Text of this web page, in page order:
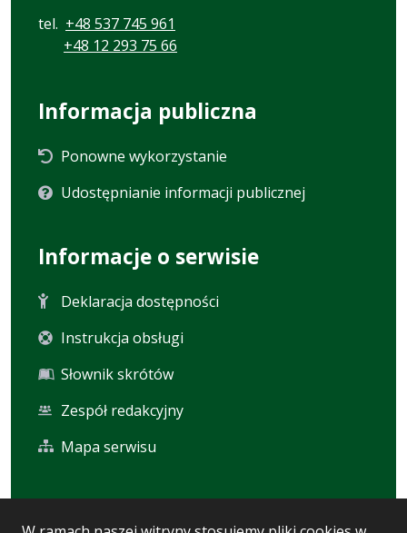
tel. +48 537 745 961
+48 12 293 75 66
Informacja publiczna
Ponowne wykorzystanie
Udostępnianie informacji publicznej
Informacje o serwisie
Deklaracja dostępności
Instrukcja obsługi
Słownik skrótów
Zespół redakcyjny
Mapa serwisu